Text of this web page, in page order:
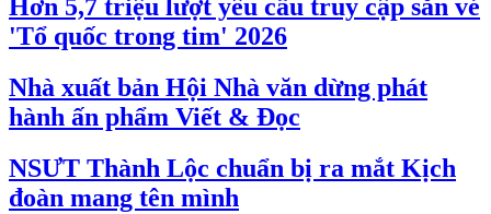
Hơn 5,7 triệu lượt yêu cầu truy cập săn vé
'Tổ quốc trong tim' 2026
Nhà xuất bản Hội Nhà văn dừng phát
hành ấn phẩm Viết & Đọc
NSƯT Thành Lộc chuẩn bị ra mắt Kịch
đoàn mang tên mình